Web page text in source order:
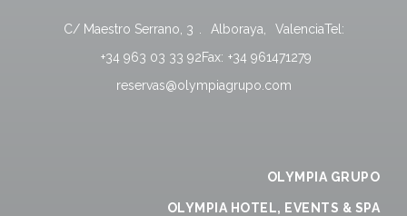
C/ Maestro Serrano, 3 Alboraya ValenciaTel:
+34 963 03 33 92Fax: +34 961471279
reservas@olympiagrupo.com
OLYMPIA GRUPO
OLYMPIA HOTEL, EVENTS & SPA